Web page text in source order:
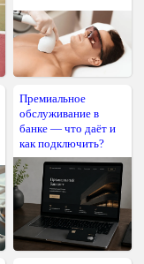
Премиальное
обслуживание в
банке — что даёт и
как подключить?